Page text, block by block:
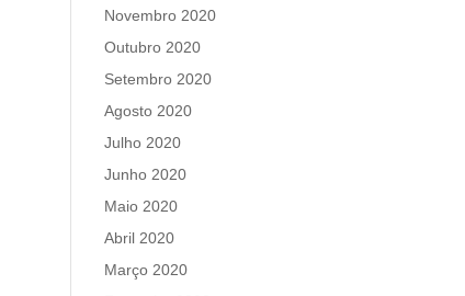
Novembro 2020
Outubro 2020
Setembro 2020
Agosto 2020
Julho 2020
Junho 2020
Maio 2020
Abril 2020
Março 2020